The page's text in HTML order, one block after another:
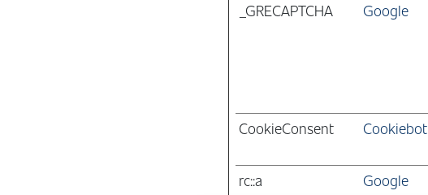
_GRECAPTCHA Google
CookieConsent Cookiebot
rc::a
Google